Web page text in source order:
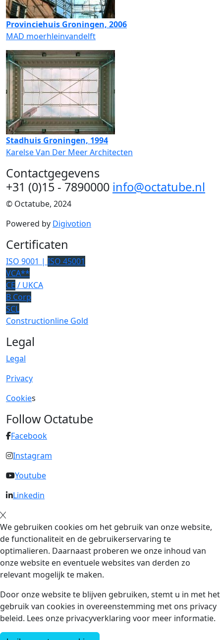
Provinciehuis Groningen, 2006
MAD moerhleinvandelft
Stadhuis Groningen, 1994
Karelse Van Der Meer Architecten
Contactgegevens
+31 (0)15 - 7890000 info@octatube.nl
© Octatube, 2024
Powered by Digivotion
Certificaten
ISO 9001 | ISO 45001
VCA**
CE / UKCA
B Corp
SCL
Constructionline Gold
Legal
Legal
Privacy
Cookies
Follow Octatube
Facebook
Instagram
Youtube
Linkedin
We gebruiken cookies om het gebruik van onze website,
de functionaliteit en de gebruikerservaring te
optimalieren. Daarnaast proberen we onze inhoud van
onze website en eventuele websites van derden zo
relevant mogelijk te maken.
Door onze website te blijven gebruiken, stemt u in met het
gebruik van cookies in overeenstemming met ons privacy
beleid. Lees onze privacyverklaring voor meer informatie.